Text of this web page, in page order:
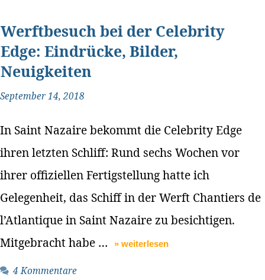
Werftbesuch bei der Celebrity
Edge: Eindrücke, Bilder,
Neuigkeiten
September 14, 2018
In Saint Nazaire bekommt die Celebrity Edge
ihren letzten Schliff: Rund sechs Wochen vor
ihrer offiziellen Fertigstellung hatte ich
Gelegenheit, das Schiff in der Werft Chantiers de
l’Atlantique in Saint Nazaire zu besichtigen.
Mitgebracht habe …
» weiterlesen
4 Kommentare